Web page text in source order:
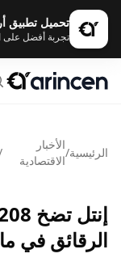
تحميل تطبيق
تجربة أفضل على
الرئيسية/
الأخبار
الاقتصادية
الرقائق في